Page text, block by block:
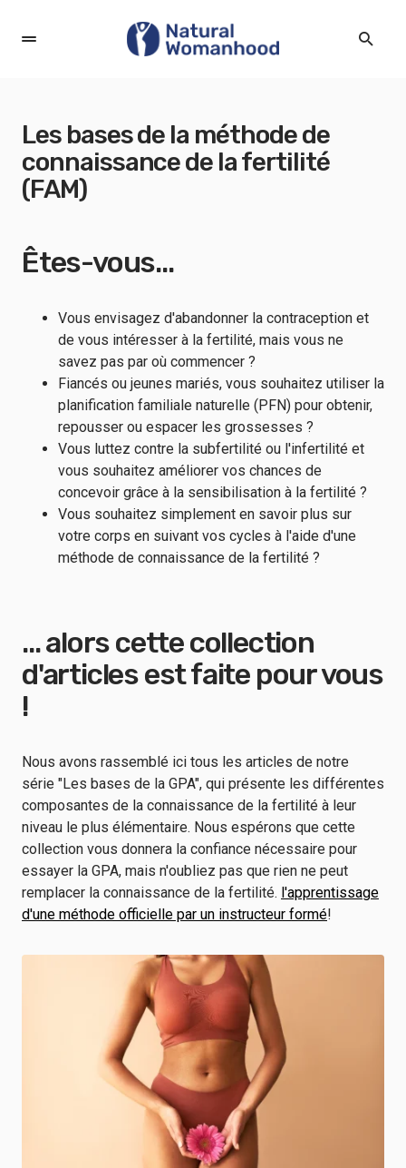
Les bases de la méthode de
connaissance de la fertilité
(FAM)
Êtes-vous...
Vous envisagez d'abandonner la contraception et
de vous intéresser à la fertilité, mais vous ne
savez pas par où commencer ?
Fiancés ou jeunes mariés, vous souhaitez utiliser la
planification familiale naturelle (PFN) pour obtenir,
repousser ou espacer les grossesses ?
Vous luttez contre la subfertilité ou l'infertilité et
vous souhaitez améliorer vos chances de
concevoir grâce à la sensibilisation à la fertilité ?
Vous souhaitez simplement en savoir plus sur
votre corps en suivant vos cycles à l'aide d'une
méthode de connaissance de la fertilité ?
... alors cette collection
d'articles est faite pour vous
!
Nous avons rassemblé ici tous les articles de notre
série "Les bases de la GPA", qui présente les différentes
composantes de la connaissance de la fertilité à leur
niveau le plus élémentaire. Nous espérons que cette
collection vous donnera la confiance nécessaire pour
essayer la GPA, mais n'oubliez pas que rien ne peut
remplacer la connaissance de la fertilité. l'apprentissage
d'une méthode officielle par un instructeur formé!